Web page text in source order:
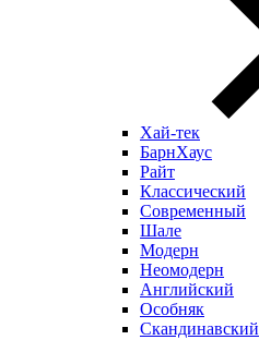
Хай-тек
БарнХаус
Райт
Классический
Современный
Шале
Модерн
Неомодерн
Английский
Особняк
Скандинавский